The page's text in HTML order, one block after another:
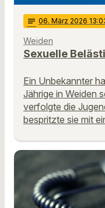
notes 06. März 2026
Weiden
Sexuelle
Ein Unbekannter
Jährige in Weiden
verfolgte die
bespritzte sie mit